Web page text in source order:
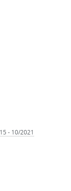
- 10/2021